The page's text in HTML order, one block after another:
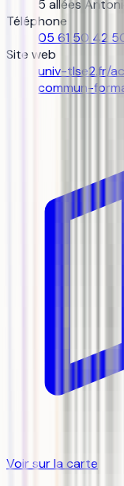
5 allées
Téléphone
05 61 50 42
Site web
univ-tlse2.fr/
commun-
Voir sur la carte